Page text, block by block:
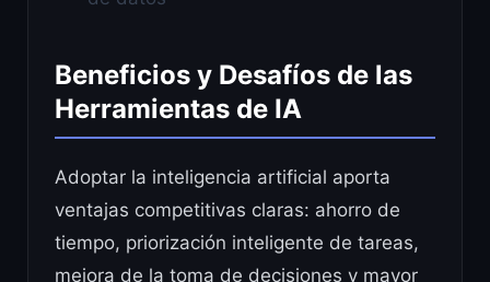
Beneficios y Desafíos de las
Herramientas de IA
Adoptar la inteligencia artificial aporta
ventajas competitivas claras: ahorro de
tiempo, priorización inteligente de tareas,
mejora de la toma de decisiones y mayor